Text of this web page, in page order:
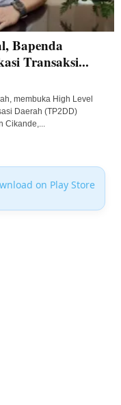
Bapenda
Transaksi...
membuka High Level
Daerah (TP2DD)